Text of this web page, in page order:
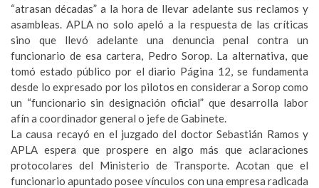
“atrasan décadas” a la hora de llevar adelante sus reclamos y
asambleas. APLA no solo apeló a la respuesta de las críticas
sino que llevó adelante una denuncia penal contra un
funcionario de esa cartera, Pedro Sorop. La alternativa, que
tomó estado público por el diario Página 12, se fundamenta
desde lo expresado por los pilotos en considerar a Sorop como
un “funcionario sin designación oficial” que desarrolla labor
afín a coordinador general o jefe de Gabinete.
La causa recayó en el juzgado del doctor Sebastián Ramos y
APLA espera que prospere en algo más que aclaraciones
protocolares del Ministerio de Transporte. Acotan que el
funcionario apuntado posee vínculos con una empresa radicada